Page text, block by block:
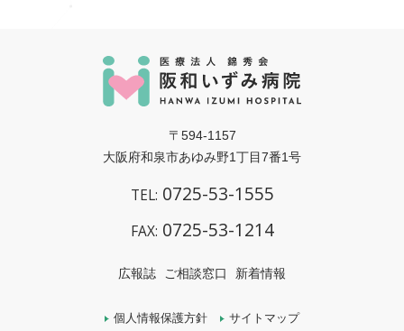
〒594-1157
大阪府和泉市あゆみ野1丁目7番1号
TEL: 0725-53-1555
FAX: 0725-53-1214
広報誌 ご相談窓口 新着情報
個人情報保護方針 サイトマップ